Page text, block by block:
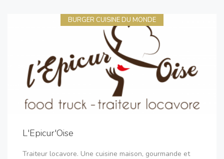
BURGER CUISINE DU MONDE
L'Epicur'Oise
Traiteur locavore. Une cuisine maison, gourmande et